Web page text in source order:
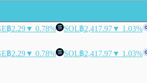
฿2.29▼ 0.78% SOL฿2,417.97▼ 1.03%
฿2.29▼ 0.78% SOL฿2,417.97▼ 1.03%